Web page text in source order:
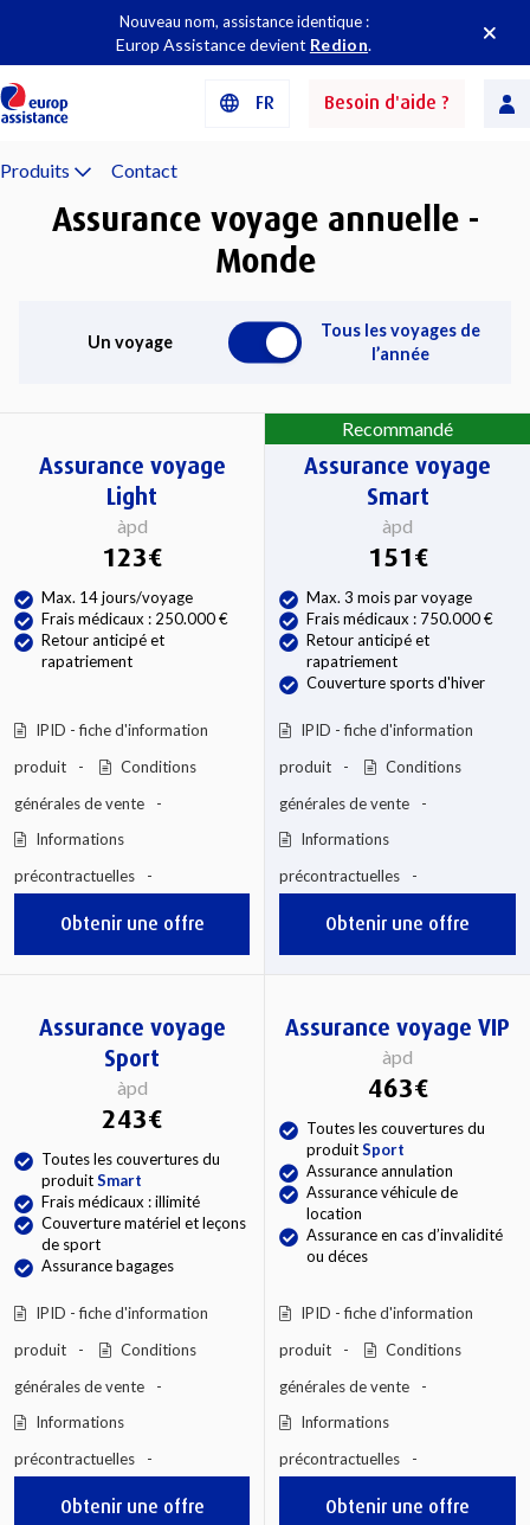
Nouveau nom, assistance identique :
Europ Assistance devient Redion.
FR Besoin d'aide ?
Produits Contact
Assurance voyage annuelle -
Monde
Un voyage
Tous les voyages de
l’année
Assurance voyage
Light
àpd
123€
Max. 14 jours/voyage
Frais médicaux : 250.000 €
Retour anticipé et
rapatriement
IPID - fiche d'information
produit
Conditions
générales de vente
Informations
précontractuelles
Obtenir une offre
Recommandé
Assurance voyage
Smart
àpd
151€
Max. 3 mois par voyage
Frais médicaux : 750.000 €
Retour anticipé et
rapatriement
Couverture sports d'hiver
IPID - fiche d'information
produit
Conditions
générales de vente
Informations
précontractuelles
Obtenir une offre
Assurance voyage
Sport
àpd
243€
Toutes les couvertures du
produitSmart
Frais médicaux : illimité
Couverture matériel et leçons
de sport
Assurance bagages
IPID - fiche d'information
produit
Conditions
générales de vente
Informations
précontractuelles
Obtenir une offre
Assurance voyage VIP
àpd
463€
Toutes les couvertures du
produitSport
Assurance annulation
Assurance véhicule de
location
Assurance en cas d’invalidité
ou déces
IPID - fiche d'information
produit
Conditions
générales de vente
Informations
précontractuelles
Obtenir une offre